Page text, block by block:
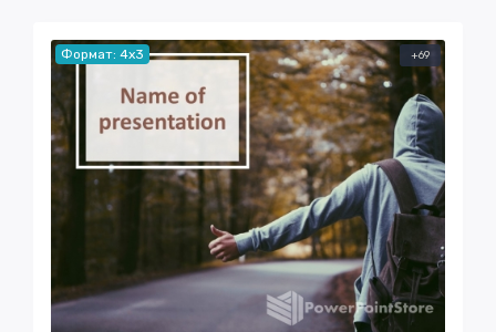
Формат: 4x3 +69